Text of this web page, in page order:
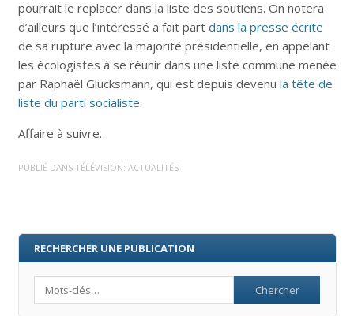
pourrait le replacer dans la liste des soutiens. On notera
d’ailleurs que l’intéressé a fait part dans la presse écrite
de sa rupture avec la majorité présidentielle, en appelant
les écologistes à se réunir dans une liste commune menée
par Raphaël Glucksmann, qui est depuis devenu la tête de
liste du parti socialiste.
Affaire à suivre…
PUBLIÉ DANS TÉLÉVISION: ACTUALITÉS
RECHERCHER UNE PUBLICATION